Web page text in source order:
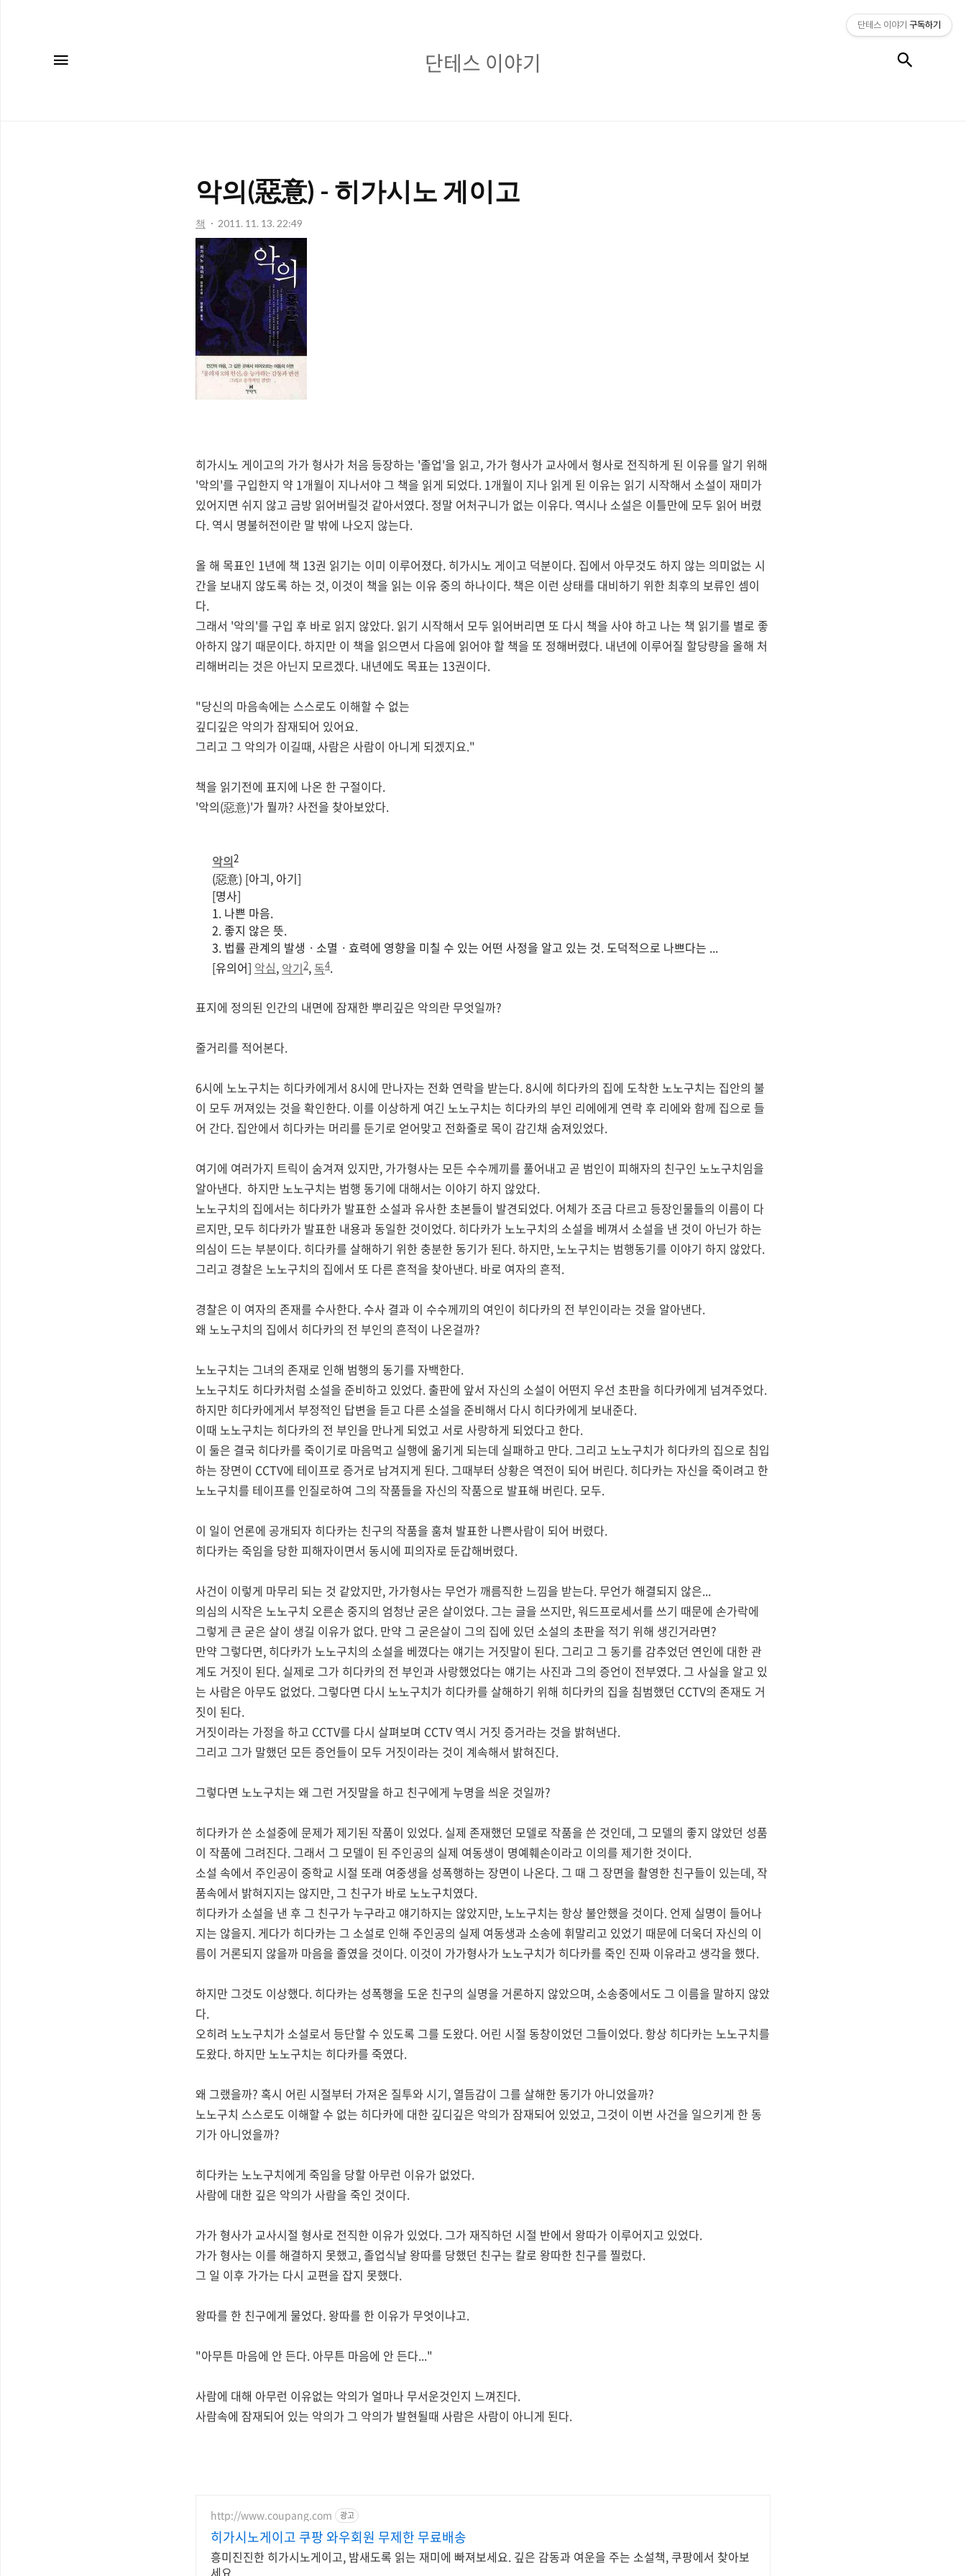
테
기
단테스 이야기
악의(惡意) - 히가시노 게이고
책 2011. 11. 13. 22:49
히가시노 게이고의 가가 형사가 처음 등장하는 '졸업'을 읽고, 가가 형사가 교사에서 형사로 전직하게 된 이유를 알기 위해
'악의'를 구입한지 약 1개월이 지나서야 그 책을 읽게 되었다. 1개월이 지나 읽게 된 이유는 읽기 시작해서 소설이 재미가
있어지면 쉬지 않고 금방 읽어버릴것 같아서였다. 정말 어처구니가 없는 이유다. 역시나 소설은 이틀만에 모두 읽어 버렸
다. 역시 명불허전이란 말 밖에 나오지 않는다.
올 해 목표인 1년에 책 13권 읽기는 이미 이루어졌다. 히가시노 게이고 덕분이다. 집에서 아무것도 하지 않는 의미없는 시
간을 보내지 않도록 하는 것, 이것이 책을 읽는 이유 중의 하나이다. 책은 이런 상태를 대비하기 위한 최후의 보류인 셈이
다.
그래서 '악의'를 구입 후 바로 읽지 않았다. 읽기 시작해서 모두 읽어버리면 또 다시 책을 사야 하고 나는 책 읽기를 별로 좋
아하지 않기 때문이다. 하지만 이 책을 읽으면서 다음에 읽어야 할 책을 또 정해버렸다. 내년에 이루어질 할당량을 올해 처
리해버리는 것은 아닌지 모르겠다. 내년에도 목표는 13권이다.
"당신의 마음속에는 스스로도 이해할 수 없는
깊디깊은 악의가 잠재되어 있어요.
그리고 그 악의가 이길때, 사람은 사람이 아니게 되겠지요."
책을 읽기전에 표지에 나온 한 구절이다.
'악의(惡意)'가 뭘까? 사전을 찾아보았다.
악의2
(惡意) [아긔, 아기]
[명사]
1. 나쁜 마음.
2. 좋지 않은 뜻.
3. 법률 관계의 발생ㆍ소멸ㆍ효력에 영향을 미칠 수 있는 어떤 사정을 알고 있는 것. 도덕적으로 나쁘다는 ...
[유의어] 악심, 악기2, 독4.
표지에 정의된 인간의 내면에 잠재한 뿌리깊은 악의란 무엇일까?
줄거리를 적어본다.
6시에 노노구치는 히다카에게서 8시에 만나자는 전화 연락을 받는다. 8시에 히다카의 집에 도착한 노노구치는 집안의 불
이 모두 꺼져있는 것을 확인한다. 이를 이상하게 여긴 노노구치는 히다카의 부인 리에에게 연락 후 리에와 함께 집으로 들
어 간다. 집안에서 히다카는 머리를 둔기로 얻어맞고 전화줄로 목이 감긴채 숨져있었다.
여기에 여러가지 트릭이 숨겨져 있지만, 가가형사는 모든 수수께끼를 풀어내고 곧 범인이 피해자의 친구인 노노구치임을
알아낸다. 하지만 노노구치는 범행 동기에 대해서는 이야기 하지 않았다.
노노구치의 집에서는 히다카가 발표한 소설과 유사한 초본들이 발견되었다. 어체가 조금 다르고 등장인물들의 이름이 다
르지만, 모두 히다카가 발표한 내용과 동일한 것이었다. 히다카가 노노구치의 소설을 베껴서 소설을 낸 것이 아닌가 하는
의심이 드는 부분이다. 히다카를 살해하기 위한 충분한 동기가 된다. 하지만, 노노구치는 범행동기를 이야기 하지 않았다.
그리고 경찰은 노노구치의 집에서 또 다른 흔적을 찾아낸다. 바로 여자의 흔적.
경찰은 이 여자의 존재를 수사한다. 수사 결과 이 수수께끼의 여인이 히다카의 전 부인이라는 것을 알아낸다.
왜 노노구치의 집에서 히다카의 전 부인의 흔적이 나온걸까?
노노구치는 그녀의 존재로 인해 범행의 동기를 자백한다.
노노구치도 히다카처럼 소설을 준비하고 있었다. 출판에 앞서 자신의 소설이 어떤지 우선 초판을 히다카에게 넘겨주었다.
하지만 히다카에게서 부정적인 답변을 듣고 다른 소설을 준비해서 다시 히다카에게 보내준다.
이때 노노구치는 히다카의 전 부인을 만나게 되었고 서로 사랑하게 되었다고 한다.
이 둘은 결국 히다카를 죽이기로 마음먹고 실행에 옮기게 되는데 실패하고 만다. 그리고 노노구치가 히다카의 집으로 침입
하는 장면이 CCTV에 테이프로 증거로 남겨지게 된다. 그때부터 상황은 역전이 되어 버린다. 히다카는 자신을 죽이려고 한
노노구치를 테이프를 인질로하여 그의 작품들을 자신의 작품으로 발표해 버린다. 모두.
이 일이 언론에 공개되자 히다카는 친구의 작품을 훔쳐 발표한 나쁜사람이 되어 버렸다.
히다카는 죽임을 당한 피해자이면서 동시에 피의자로 둔갑해버렸다.
사건이 이렇게 마무리 되는 것 같았지만, 가가형사는 무언가 깨름직한 느낌을 받는다. 무언가 해결되지 않은...
의심의 시작은 노노구치 오른손 중지의 엄청난 굳은 살이었다. 그는 글을 쓰지만, 워드프로세서를 쓰기 때문에 손가락에
그렇게 큰 굳은 살이 생길 이유가 없다. 만약 그 굳은살이 그의 집에 있던 소설의 초판을 적기 위해 생긴거라면?
만약 그렇다면, 히다카가 노노구치의 소설을 베꼈다는 얘기는 거짓말이 된다. 그리고 그 동기를 감추었던 연인에 대한 관
계도 거짓이 된다. 실제로 그가 히다카의 전 부인과 사랑했었다는 얘기는 사진과 그의 증언이 전부였다. 그 사실을 알고 있
는 사람은 아무도 없었다. 그렇다면 다시 노노구치가 히다카를 살해하기 위해 히다카의 집을 침범했던 CCTV의 존재도 거
짓이 된다.
거짓이라는 가정을 하고 CCTV를 다시 살펴보며 CCTV 역시 거짓 증거라는 것을 밝혀낸다.
그리고 그가 말했던 모든 증언들이 모두 거짓이라는 것이 계속해서 밝혀진다.
그렇다면 노노구치는 왜 그런 거짓말을 하고 친구에게 누명을 씌운 것일까?
히다카가 쓴 소설중에 문제가 제기된 작품이 있었다. 실제 존재했던 모델로 작품을 쓴 것인데, 그 모델의 좋지 않았던 성품
이 작품에 그려진다. 그래서 그 모델이 된 주인공의 실제 여동생이 명예훼손이라고 이의를 제기한 것이다.
소설 속에서 주인공이 중학교 시절 또래 여중생을 성폭행하는 장면이 나온다. 그 때 그 장면을 촬영한 친구들이 있는데, 작
품속에서 밝혀지지는 않지만, 그 친구가 바로 노노구치였다.
히다카가 소설을 낸 후 그 친구가 누구라고 얘기하지는 않았지만, 노노구치는 항상 불안했을 것이다. 언제 실명이 들어나
지는 않을지. 게다가 히다카는 그 소설로 인해 주인공의 실제 여동생과 소송에 휘말리고 있었기 때문에 더욱더 자신의 이
름이 거론되지 않을까 마음을 졸였을 것이다. 이것이 가가형사가 노노구치가 히다카를 죽인 진짜 이유라고 생각을 했다.
하지만 그것도 이상했다. 히다카는 성폭행을 도운 친구의 실명을 거론하지 않았으며, 소송중에서도 그 이름을 말하지 않았
다.
오히려 노노구치가 소설로서 등단할 수 있도록 그를 도왔다. 어린 시절 동창이었던 그들이었다. 항상 히다카는 노노구치를
도왔다. 하지만 노노구치는 히다카를 죽였다.
왜 그랬을까? 혹시 어린 시절부터 가져온 질투와 시기, 열듬감이 그를 살해한 동기가 아니었을까?
노노구치 스스로도 이해할 수 없는 히다카에 대한 깊디깊은 악의가 잠재되어 있었고, 그것이 이번 사건을 일으키게 한 동
기가 아니었을까?
히다카는 노노구치에게 죽임을 당할 아무런 이유가 없었다.
사람에 대한 깊은 악의가 사람을 죽인 것이다.
가가 형사가 교사시절 형사로 전직한 이유가 있었다. 그가 재직하던 시절 반에서 왕따가 이루어지고 있었다.
가가 형사는 이를 해결하지 못했고, 졸업식날 왕따를 당했던 친구는 칼로 왕따한 친구를 찔렀다.
그 일 이후 가가는 다시 교편을 잡지 못했다.
왕따를 한 친구에게 물었다. 왕따를 한 이유가 무엇이냐고.
"아무튼 마음에 안 든다. 아무튼 마음에 안 든다..."
사람에 대해 아무런 이유없는 악의가 얼마나 무서운것인지 느껴진다.
사람속에 잠재되어 있는 악의가 그 악의가 발현될때 사람은 사람이 아니게 된다.
http://www.coupang.com 광고
히가시노게이고 쿠팡 와우회원 무제한 무료배송
흥미진진한 히가시노게이고, 밤새도록 읽는 재미에 빠져보세요. 깊은 감동과 여운을 주는 소설책, 쿠팡에서 찾아보
세요.
단테스 이야기 구독하기